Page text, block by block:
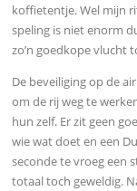
koffietentje. Wel mijn
speling is niet enorm
zo’n goedkope vlucht
De beveiliging op de
om de rij weg te
hun zelf. Er zit geen
wie wat doet en een
seconde te vroeg een
totaal toch geweldig.